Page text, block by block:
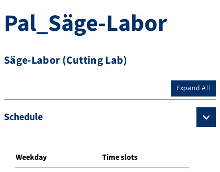
Pal_Säge-Labor
Säge-Labor (Cutting Lab)
Expand All
Schedule
Weekday Time slots